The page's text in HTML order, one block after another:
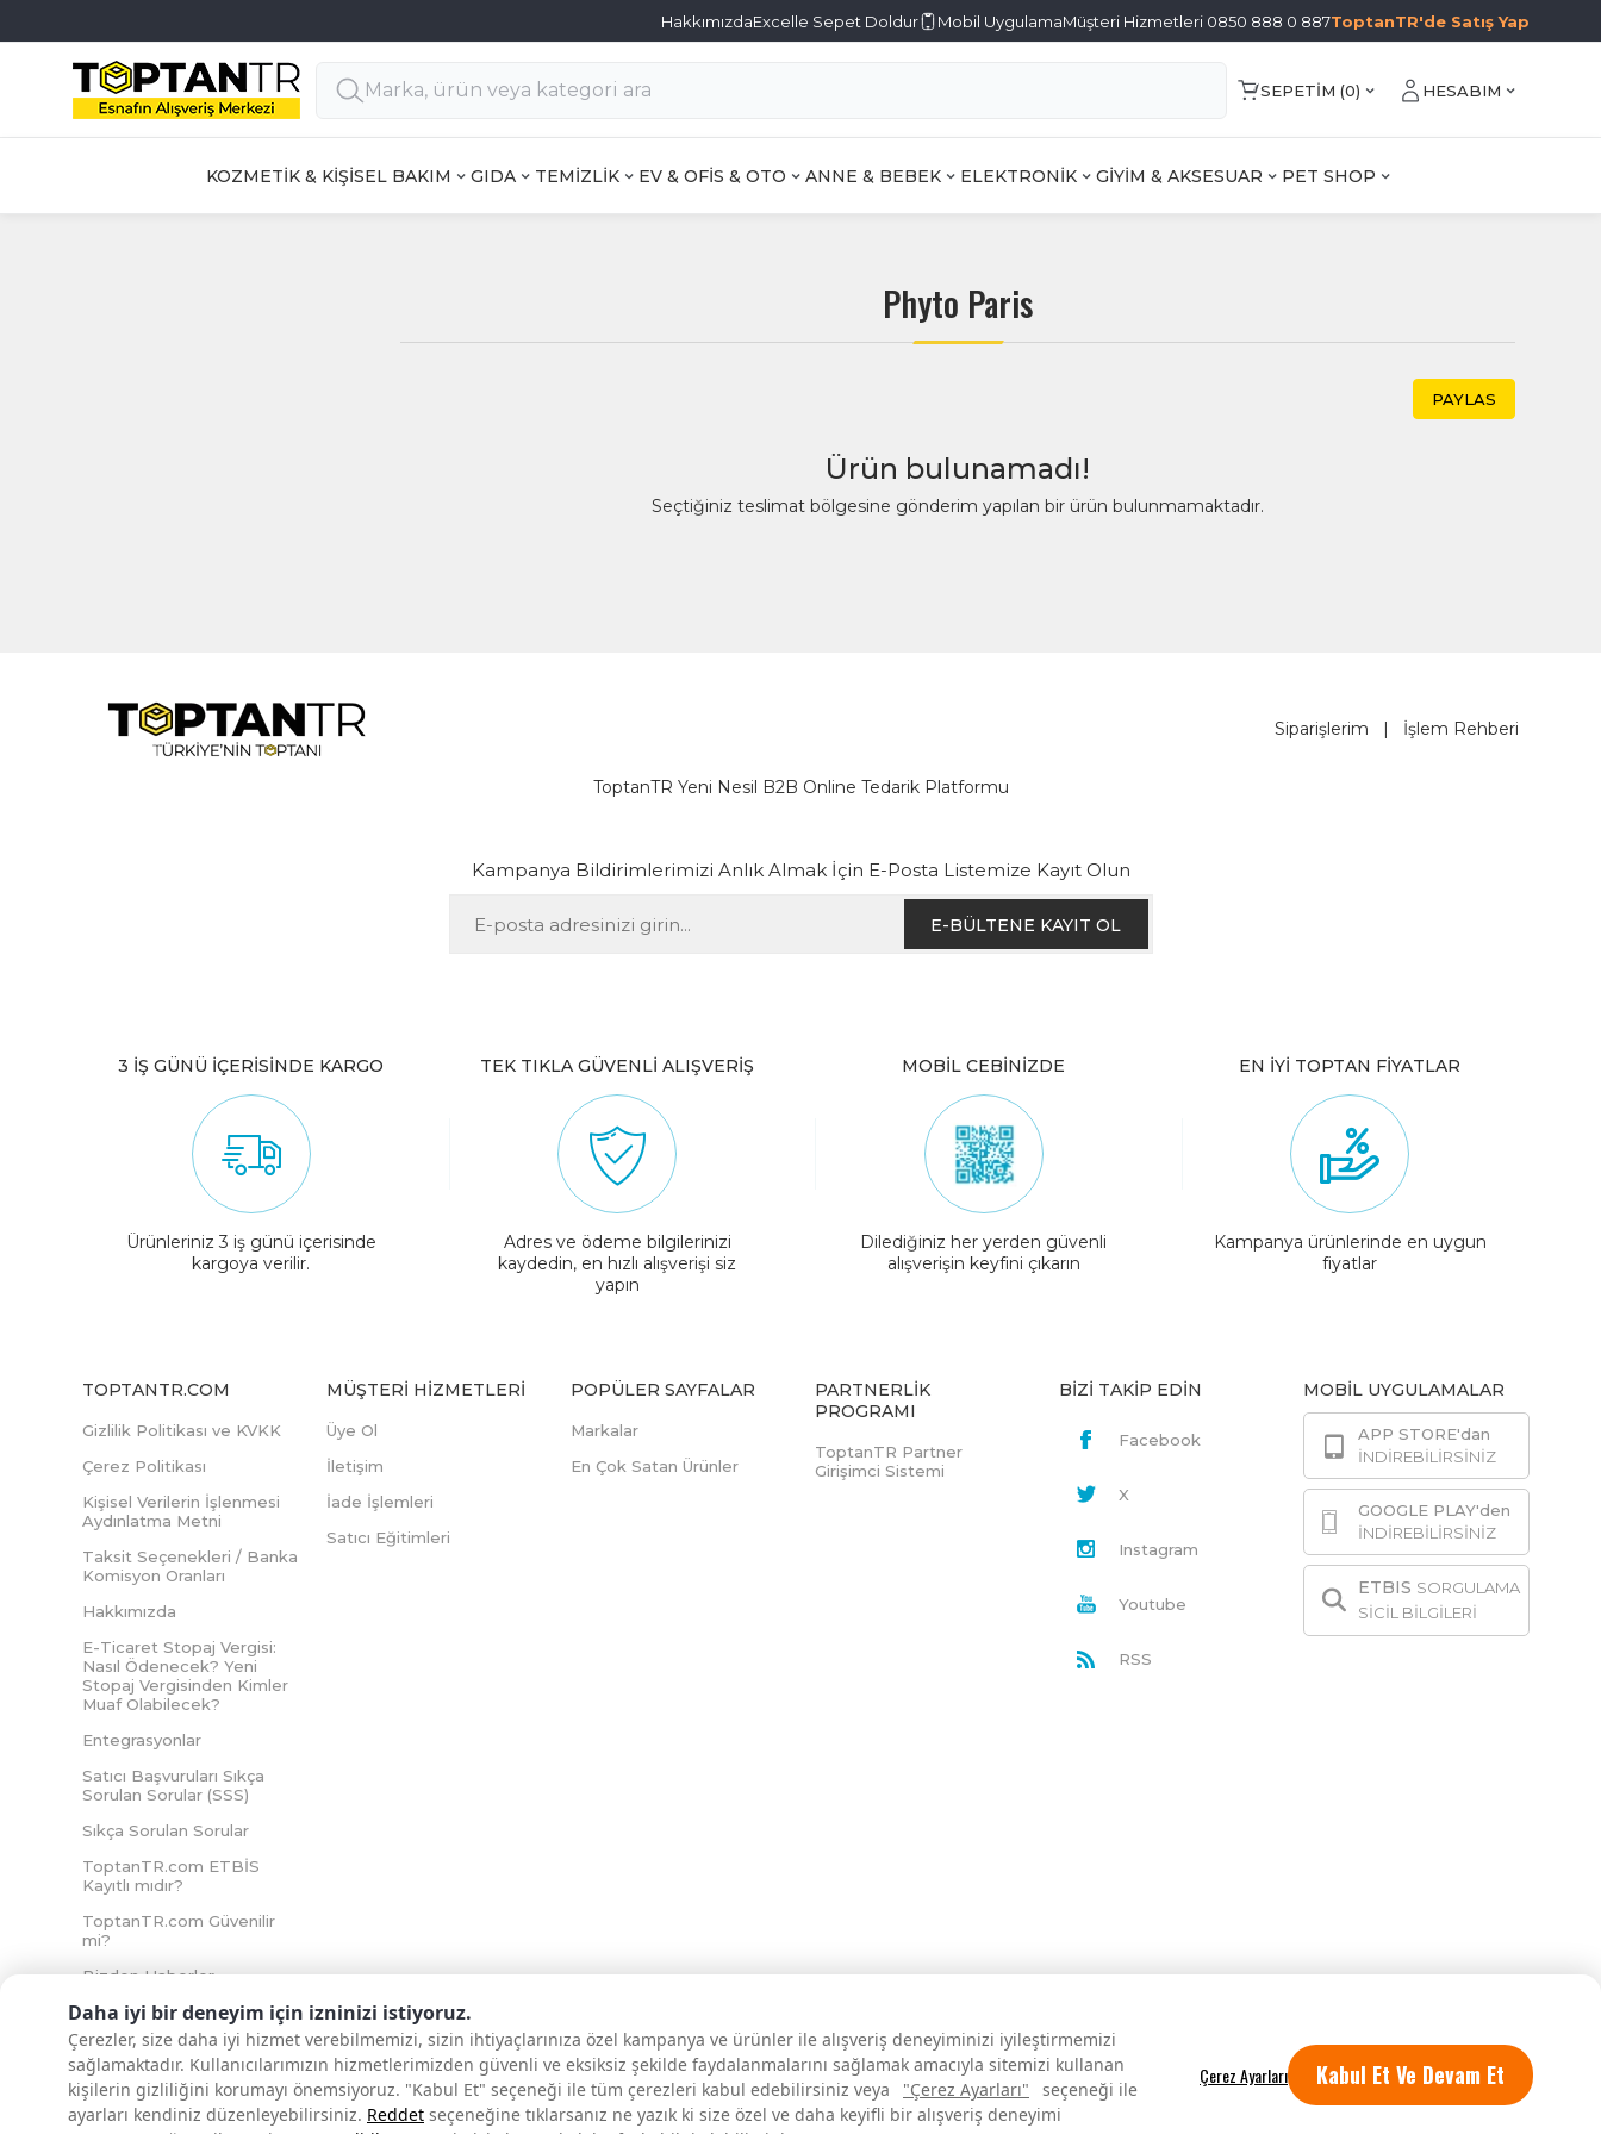
Daha iyi bir deneyim için izninizi istiyoruz.
Çerezler, size daha iyi hizmet verebilmemizi, sizin ihtiyaçlarınıza özel kampanya ve ürünler ile alışveriş deneyiminizi iyileştirmemizi
sağlamaktadır. Kullanıcılarımızın hizmetlerimizden güvenli ve eksiksiz şekilde faydalanmalarını sağlamak amacıyla sitemizi kullanan
kişilerin gizliliğini korumayı önemsiyoruz. "Kabul Et" seçeneği ile tüm çerezleri kabul edebilirsiniz veya
"Çerez Ayarları"
seçeneği ile
ayarları kendiniz düzenleyebilirsiniz. Reddet seçeneğine tıklarsanız ne yazık ki size özel ve daha keyifli bir alışveriş deneyimi
Kabul Et Ve Devam Et
HakkımızdaExcelle Sepet Doldur Mobil UygulamaMüşteri Hizmetleri 0850 888 0 887ToptanTR'de Satış Yap
SEPETIM (0) HESABIM
KOZMETİK & KİŞİSEL BAKIM GIDA TEMİZLİK EV & OFİS & OTO ANNE & BEBEK ELEKTRONİK GİYİM & AKSESUAR PET SHOP
Phyto Paris
PAYLAS
Ürün bulunamadı!
Seçtiğiniz teslimat bölgesine gönderim yapılan bir ürün bulunmamaktadır.
Siparişlerim | İşlem Rehberi
ToptanTR Yeni Nesil B2B Online Tedarik Platformu
Kampanya Bildirimlerimizi Anlık Almak İçin E-Posta Listemize Kayıt Olun
E-BÜLTENE KAYIT OL
3 İŞ GÜNÜ İÇERİSİNDE KARGO
Ürünleriniz 3 iş günü içerisinde
kargoya verilir.
TEK TIKLA GÜVENLİ ALIŞVERİŞ
Adres ve ödeme bilgilerinizi
kaydedin, en hızlı alışverişi siz
yapın
MOBİL CEBİNİZDE
Dilediğiniz her yerden güvenli
alışverişin keyfini çıkarın
EN İYİ TOPTAN FİYATLAR
Kampanya ürünlerinde en uygun
fiyatlar
TOPTANTR.COM
Gizlilik Politikası ve KVKK
Çerez Politikası
Kişisel Verilerin İşlenmesi
Aydınlatma Metni
Taksit Seçenekleri / Banka
Komisyon Oranları
Hakkımızda
E-Ticaret Stopaj Vergisi:
Nasıl Ödenecek? Yeni
Stopaj Vergisinden Kimler
Muaf Olabilecek?
Entegrasyonlar
Satıcı Başvuruları Sıkça
Sorulan Sorular (SSS)
Sıkça Sorulan Sorular
ToptanTR.com ETBİS
Kayıtlı mıdır?
ToptanTR.com Güvenilir
mi?
Bizden Haberler
MÜŞTERI HIZMETLERI
Üye Ol
İletişim
İade İşlemleri
Satıcı Eğitimleri
POPÜLER SAYFALAR
Markalar
En Çok Satan Ürünler
PARTNERLIK
PROGRAMI
ToptanTR Partner
Girişimci Sistemi
BİZİ TAKİP EDİN
Facebook
X
Instagram
Youtube
RSS
MOBİL UYGULAMALAR
APP STORE'dan
İNDİREBİLİRSİNİZ
GOOGLE PLAY'den
İNDİREBİLİRSİNİZ
ETBIS SORGULAMA
SİCİL BİLGİLERİ
İNTERNETTE GÜVENLİ ALIŞVERİŞ
Tüm hakları saklıdır.